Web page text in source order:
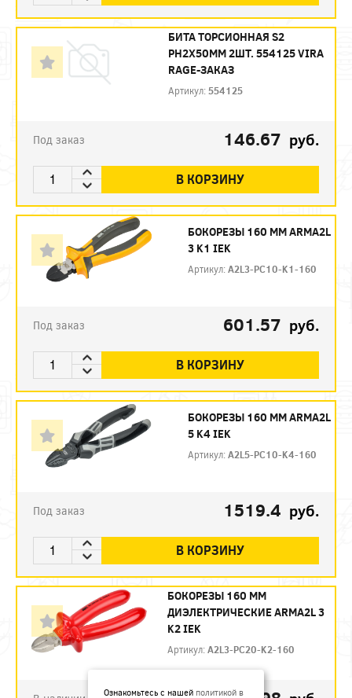
БИТА ТОРСИОННАЯ S2
PH2X50ММ 2ШТ. 554125 VIRA
RAGE-ЗАКАЗ
Артикул: 554125
Под заказ 146.67 руб.
В КОРЗИНУ
БОКОРЕЗЫ 160 ММ ARMA2L
3 K1 IEK
Артикул:A2L3-PC10-K1-160
Под заказ 601.57 руб.
В КОРЗИНУ
БОКОРЕЗЫ 160 ММ ARMA2L
5 K4 IEK
Артикул:A2L5-PC10-K4-160
Под заказ 1519.4 руб.
В КОРЗИНУ
БОКОРЕЗЫ 160 ММ
ДИЭЛЕКТРИЧЕСКИЕ ARMA2L 3
K2 IEK
Артикул:A2L3-PC20-K2-160
Ознакомьтесь с нашей политикой в